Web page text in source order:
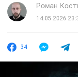
Роман
14.05.2026
34